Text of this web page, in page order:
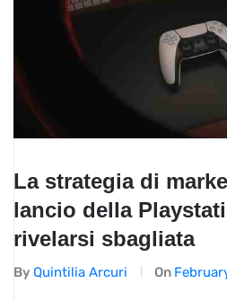
La strategia di
lancio della
rivelarsi sbagliata
By Quintilia Arcuri On